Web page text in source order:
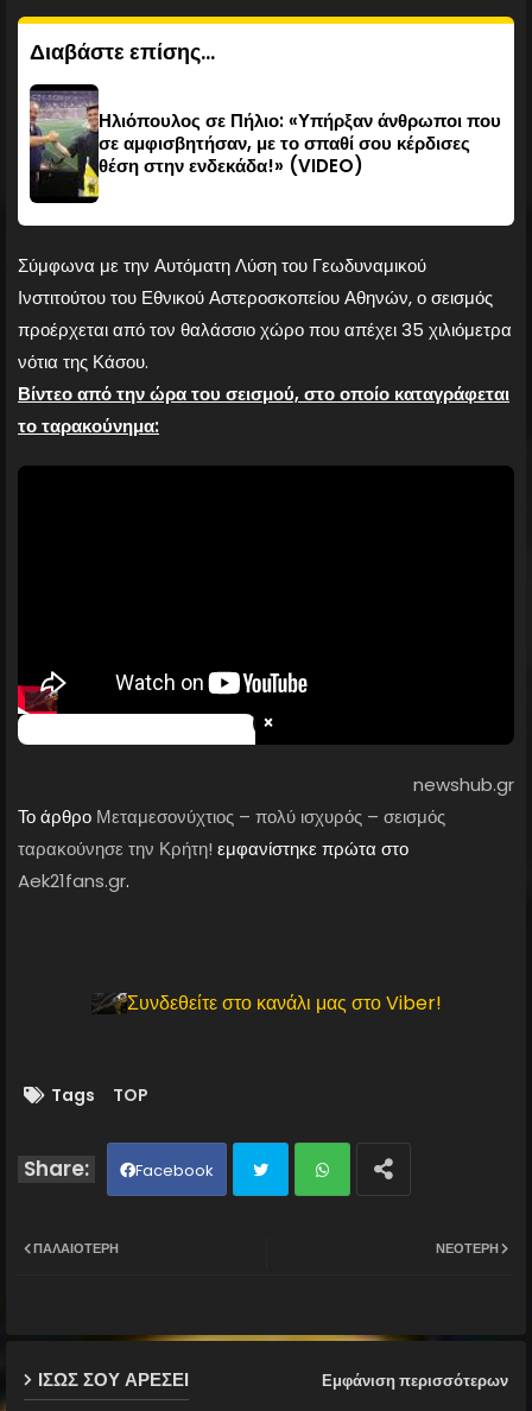
Διαβάστε επίσης...
Ηλιόπουλος σε Πήλιο: «Υπήρξαν άνθρωποι που
σε αμφισβητήσαν, με το σπαθί σου κέρδισες
θέση στην ενδεκάδα!» (VIDEO)
Σύμφωνα με την Αυτόματη Λύση του Γεωδυναμικού
Ινστιτούτου του Εθνικού Αστεροσκοπείου Αθηνών, ο σεισμός
προέρχεται από τον θαλάσσιο χώρο που απέχει 35 χιλιόμετρα
νότια της Κάσου.
Βίντεο από την ώρα του σεισμού, στο οποίο καταγράφεται
το ταρακούνημα:
×
newshub.gr
Το άρθρο Μεταμεσονύχτιος – πολύ ισχυρός – σεισμός
ταρακούνησε την Κρήτη! εμφανίστηκε πρώτα στο
Aek21fans.gr.
Συνδεθείτε στο κανάλι μας στο Viber!
Tags TOP
Facebook
ap
p
ΝΕΌΤΕΡΗ
ΠΑΛΑΙΌΤΕΡΗ
ΙΣΩΣ ΣΟΥ ΑΡΕΣΕΙ Εμφάνιση περισσότερων